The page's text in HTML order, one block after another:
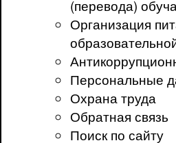
(перевода)
Организация
Персональные
Охрана труда
Обратная связь
Поиск по сайту